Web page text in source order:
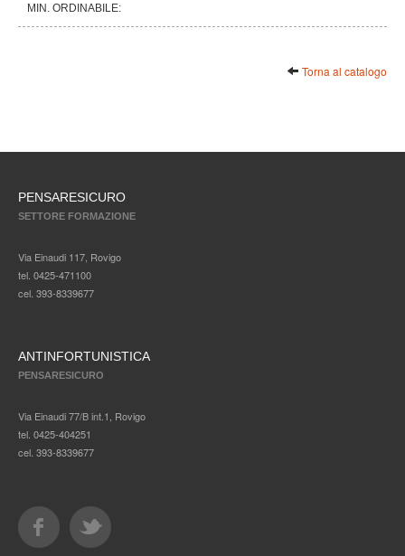
MIN. ORDINABILE:
Torna al catalogo
PENSARESICURO
SETTORE FORMAZIONE
Via Einaudi 117, Rovigo
tel. 0425-471100
cel. 393-8339677
ANTINFORTUNISTICA
PENSARESICURO
Via Einaudi 77/B int.1, Rovigo
tel. 0425-404251
cel. 393-8339677